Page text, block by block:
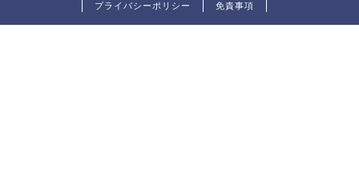
プライバシーポリシー 免責事項